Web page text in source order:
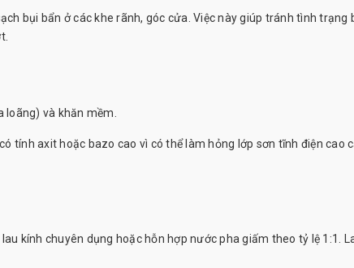
bụi bẩn ở các khe rãnh, góc cửa. Việc này giúp tránh tình trạng
và khăn mềm.
tính axit hoặc bazo cao vì có thể làm hỏng lớp sơn tĩnh điện cao
kính chuyên dụng hoặc hỗn hợp nước pha giấm theo tỷ lệ 1:1.